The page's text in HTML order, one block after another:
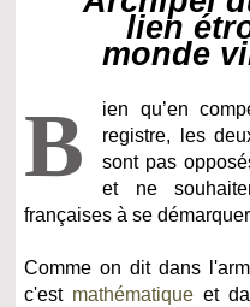
lien
monde
B
ien qu’en
registre, les
sont pas
et ne
françaises à se
Comme on dit dans
c'est mathématique et